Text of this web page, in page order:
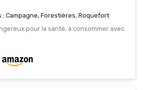
: Campagne, Forestières, Roquefort
pour la santé, à consommer avec